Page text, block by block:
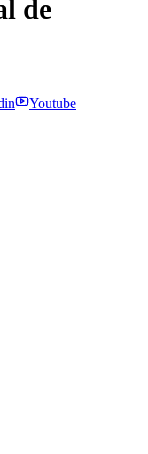
de
Youtube